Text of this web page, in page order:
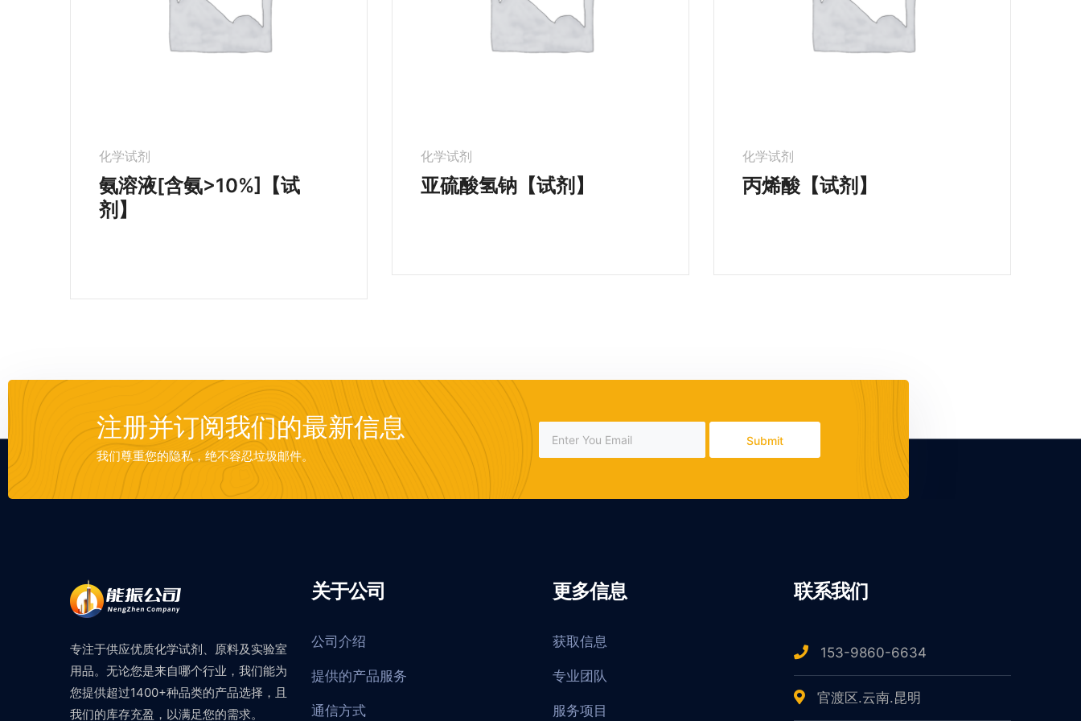
化学试剂
氨溶液[含氨>10%]【试
剂】
化学试剂
亚硫酸氢钠【试剂】
化学试剂
丙烯酸【试剂】
注册并订阅我们的最新信息
我们尊重您的隐私，绝不容忍垃圾邮件。
Submit
专注于供应优质化学试剂、原料及实验室
用品。无论您是来自哪个行业，我们能为
您提供超过1400+种品类的产品选择，且
我们的库存充盈，以满足您的需求。
关于公司
公司介绍
提供的产品服务
通信方式
更多信息
获取信息
专业团队
服务项目
联系我们
153-9860-6634
官渡区.云南.昆明